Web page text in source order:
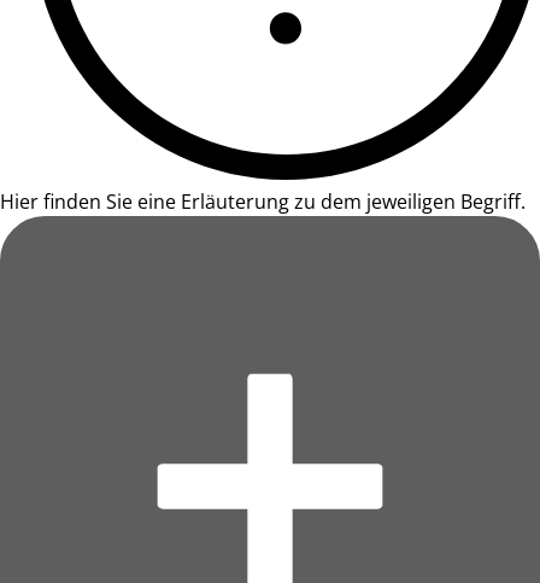
Hier finden Sie eine Erläuterung zu dem jeweiligen Begriff.